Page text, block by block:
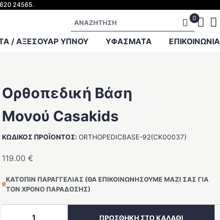
24565.
Αναζήτηση
/ ΑΞΕΣΟΥΑΡ ΥΠΝΟΥ ΥΦΑΣΜΑΤΑ ΕΠΙΚΟΙΝΩΝΊΑ
Ορθοπεδική Βάση
Μονού Casakids
ΚΩΔΙΚΌΣ ΠΡΟΪΌΝΤΟΣ:ORTHOPEDICBASE-92(CK00037)
119.00€
ΚΑΤΌΠΙΝ ΠΑΡΑΓΓΕΛΊΑΣ (ΘΑ ΕΠΙΚΟΙΝΩΝΉΣΟΥΜΕ ΜΑΖΊ ΣΑΣ ΓΙΑ
ΤΟΝ ΧΡΌΝΟ ΠΑΡΆΔΟΣΗΣ)
ΠΡΟΣΘΉΚΗ ΣΤΟ ΚΑΛΆΘΙ